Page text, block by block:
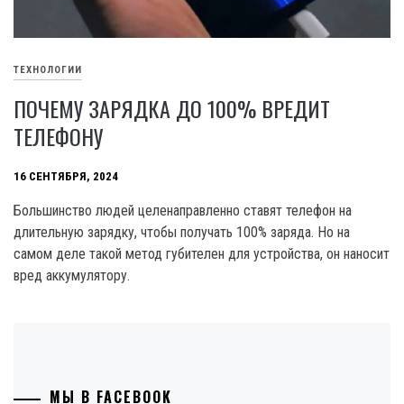
ТЕХНОЛОГИИ
ПОЧЕМУ ЗАРЯДКА ДО 100% ВРЕДИТ
ТЕЛЕФОНУ
16 СЕНТЯБРЯ, 2024
Большинство людей целенаправленно ставят телефон на
длительную зарядку, чтобы получать 100% заряда. Но на
самом деле такой метод губителен для устройства, он наносит
вред аккумулятору.
МЫ В FACEBOOK